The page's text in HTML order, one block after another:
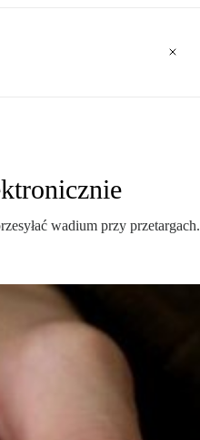
wadium przy przetargach.